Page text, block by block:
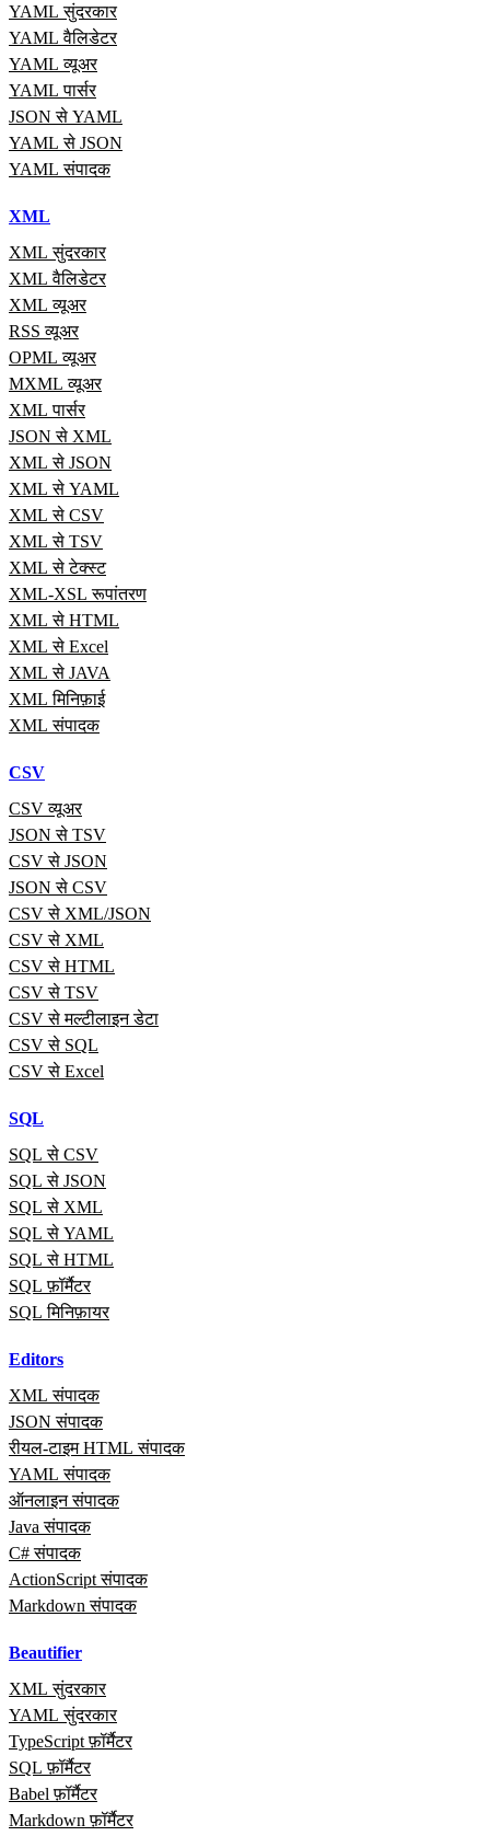
YAML सुंदरकार
YAML वैलिडेटर
YAML व्यूअर
YAML पार्सर
JSON से YAML
YAML से JSON
YAML संपादक
XML
XML सुंदरकार
XML वैलिडेटर
XML व्यूअर
RSS व्यूअर
OPML व्यूअर
MXML व्यूअर
XML पार्सर
JSON से XML
XML से JSON
XML से YAML
XML से CSV
XML से TSV
XML से टेक्स्ट
XML-XSL रूपांतरण
XML से HTML
XML से Excel
XML से JAVA
XML मिनिफ़ाई
XML संपादक
CSV
CSV व्यूअर
JSON से TSV
CSV से JSON
JSON से CSV
CSV से XML/JSON
CSV से XML
CSV से HTML
CSV से TSV
CSV से मल्टीलाइन डेटा
CSV से SQL
CSV से Excel
SQL
SQL से CSV
SQL से JSON
SQL से XML
SQL से YAML
SQL से HTML
SQL फ़ॉर्मैटर
SQL मिनिफ़ायर
Editors
XML संपादक
JSON संपादक
रीयल‑टाइम HTML संपादक
YAML संपादक
ऑनलाइन संपादक
Java संपादक
C# संपादक
ActionScript संपादक
Markdown संपादक
Beautifier
XML सुंदरकार
YAML सुंदरकार
TypeScript फ़ॉर्मैटर
SQL फ़ॉर्मैटर
Babel फ़ॉर्मैटर
Markdown फ़ॉर्मैटर